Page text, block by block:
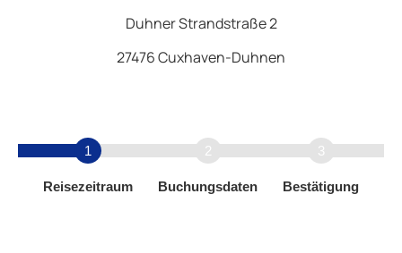
Duhner Strandstraße 2
27476 Cuxhaven-Duhnen